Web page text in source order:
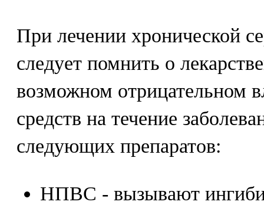
При лечении хронической
следует помнить о
возможном отрицательном
средств на течение
следующих препаратов:
НПВС - вызывают